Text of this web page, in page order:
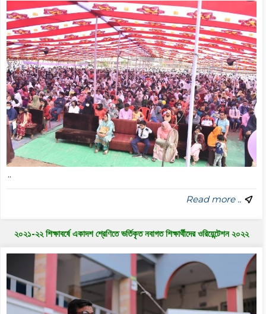
..
Read more ..
২০২১-২২ শিক্ষাবর্ষে একাদশ শ্রেণিতে ভর্তিকৃত নবাগত শিক্ষার্থীদের ওরিয়েন্টেশন ২০২২